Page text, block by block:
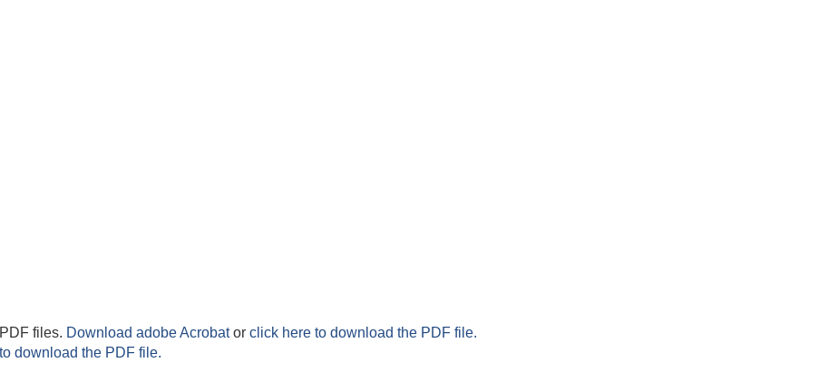
files. Download adobe Acrobator click here to download the PDF file.
download the PDF file.